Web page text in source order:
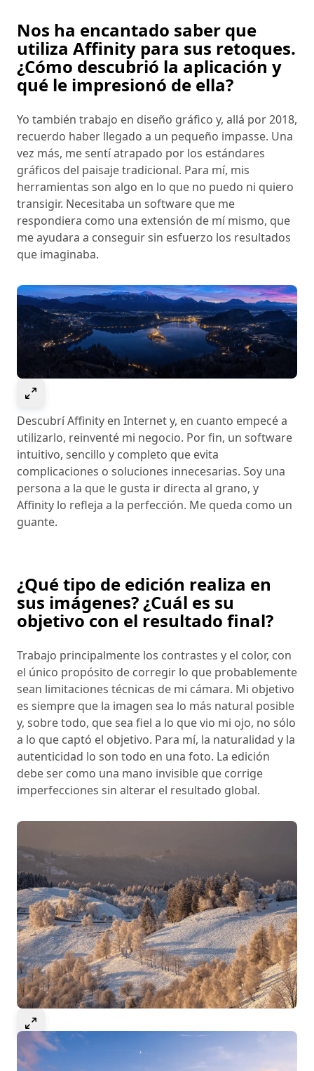
Nos ha encantado saber que
utiliza Affinity para sus retoques.
¿Cómo descubrió la aplicación y
qué le impresionó de ella?
Yo también trabajo en diseño gráfico y, allá por 2018,
recuerdo haber llegado a un pequeño impasse. Una
vez más, me sentí atrapado por los estándares
gráficos del paisaje tradicional. Para mí, mis
herramientas son algo en lo que no puedo ni quiero
transigir. Necesitaba un software que me
respondiera como una extensión de mí mismo, que
me ayudara a conseguir sin esfuerzo los resultados
que imaginaba.
Descubrí Affinity en Internet y, en cuanto empecé a
utilizarlo, reinventé mi negocio. Por fin, un software
intuitivo, sencillo y completo que evita
complicaciones o soluciones innecesarias. Soy una
persona a la que le gusta ir directa al grano, y
Affinity lo refleja a la perfección. Me queda como un
guante.
¿Qué tipo de edición realiza en
sus imágenes? ¿Cuál es su
objetivo con el resultado final?
Trabajo principalmente los contrastes y el color, con
el único propósito de corregir lo que probablemente
sean limitaciones técnicas de mi cámara. Mi objetivo
es siempre que la imagen sea lo más natural posible
y, sobre todo, que sea fiel a lo que vio mi ojo, no sólo
a lo que captó el objetivo. Para mí, la naturalidad y la
autenticidad lo son todo en una foto. La edición
debe ser como una mano invisible que corrige
imperfecciones sin alterar el resultado global.